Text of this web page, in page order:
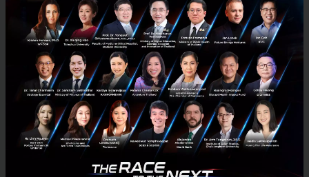
เพราะการสร้างคนสำคัญ อนันดาร่วมกับภาครัฐ ดึง 3